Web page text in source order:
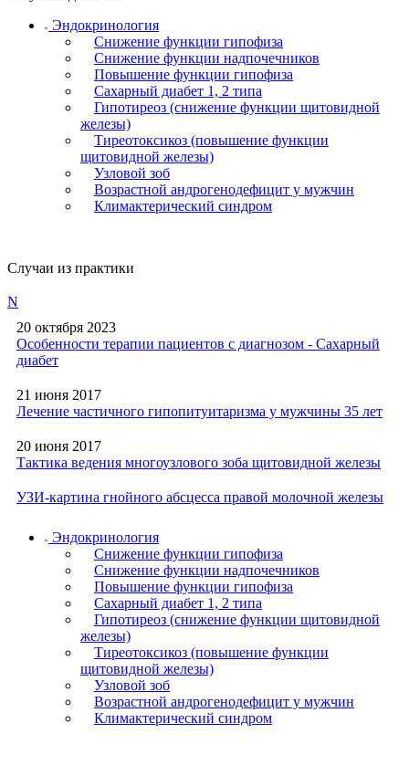
Эндокринология
Снижение функции гипофиза
Снижение функции надпочечников
Повышение функции гипофиза
Сахарный диабет 1, 2 типа
Гипотиреоз (снижение функции щитовидной
железы)
Тиреотоксикоз (повышение функции
щитовидной железы)
Узловой зоб
Возрастной андрогенодефицит у мужчин
Климактерический синдром
Случаи из практики
N
20 октября 2023
Особенности терапии пациентов с диагнозом - Сахарный
диабет
21 июня 2017
Лечение частичного гипопитуитаризма у мужчины 35 лет
20 июня 2017
Тактика ведения многоузлового зоба щитовидной железы
УЗИ-картина гнойного абсцесса правой молочной железы
Эндокринология
Снижение функции гипофиза
Снижение функции надпочечников
Повышение функции гипофиза
Сахарный диабет 1, 2 типа
Гипотиреоз (снижение функции щитовидной
железы)
Тиреотоксикоз (повышение функции
щитовидной железы)
Узловой зоб
Возрастной андрогенодефицит у мужчин
Климактерический синдром